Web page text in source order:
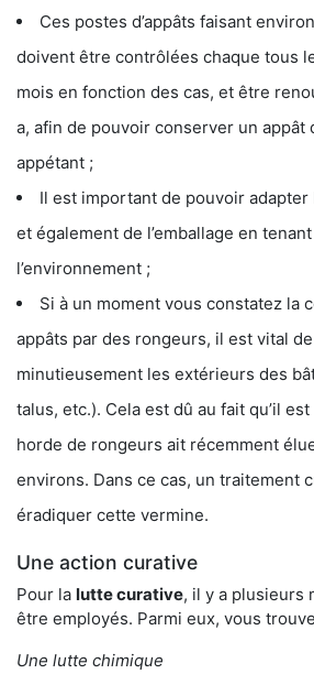
Ces postes d’appâts faisant
doivent être contrôlées chaque tous
mois en fonction des cas, et être
a, afin de pouvoir conserver un appât
appétant ;
Il est important de pouvoir adapter
et également de l’emballage en
l’environnement ;
Si à un moment vous constatez la
appâts par des rongeurs, il est vital
minutieusement les extérieurs des
talus, etc.). Cela est dû au fait qu’il est
horde de rongeurs ait récemment
environs. Dans ce cas, un traitement
éradiquer cette vermine.
Une action curative
Pour la lutte curative, il y a plusieurs
être employés. Parmi eux, vous
Une lutte chimique